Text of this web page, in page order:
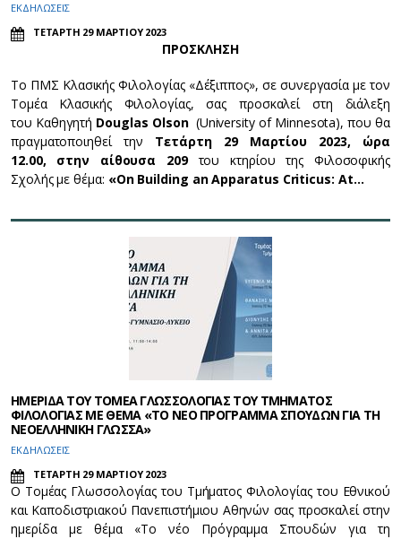
ΕΚΔΗΛΩΣΕΙΣ
ΤΕΤΑΡΤΗ 29 ΜΑΡΤΙΟΥ 2023
ΠΡΟΣΚΛΗΣΗ
Το ΠΜΣ Κλασικής Φιλολογίας «Δέξιππος», σε συνεργασία με τον
Τομέα Κλασικής Φιλολογίας, σας προσκαλεί στη διάλεξη
του Καθηγητή Douglas Olson (University of Minnesota), που θα
πραγματοποιηθεί την Τετάρτη 29 Μαρτίου 2023, ώρα
12.00, στην αίθουσα 209του κτηρίου της Φιλοσοφικής
Σχολής με θέμα: «On Building an Apparatus Criticus: At…
ΗΜΕΡΙΔΑ ΤΟΥ ΤΟΜΕΑ ΓΛΩΣΣΟΛΟΓΙΑΣ ΤΟΥ ΤΜΗΜΑΤΟΣ
ΦΙΛΟΛΟΓΙΑΣ ΜΕ ΘΕΜΑ «ΤΟ ΝΕΟ ΠΡΟΓΡΑΜΜΑ ΣΠΟΥΔΩΝ ΓΙΑ ΤΗ
ΝΕΟΕΛΛΗΝΙΚΗ ΓΛΩΣΣΑ»
ΕΚΔΗΛΩΣΕΙΣ
ΤΕΤΑΡΤΗ 29 ΜΑΡΤΙΟΥ 2023
Ο Τομέας Γλωσσολογίας του Τμήματος Φιλολογίας του Εθνικού
και Καποδιστριακού Πανεπιστήμιου Αθηνών σας προσκαλεί στην
ημερίδα με θέμα «Το νέο Πρόγραμμα Σπουδών για τη